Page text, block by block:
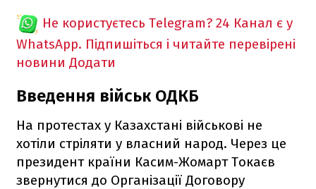
Не користуєтесь Telegram? 24 Канал є у
WhatsApp. Підпишіться і читайте перевірені
новини Додати
Введення військ ОДКБ
На протестах у Казахстані військові не
хотіли стріляти у власний народ. Через це
президент країни Касим-Жомарт Токаєв
звернутися до Організації Договору